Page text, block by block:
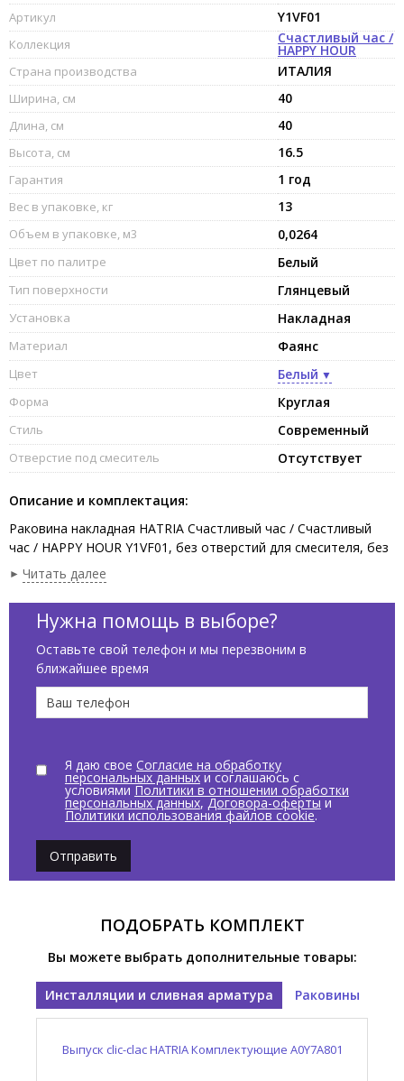
Артикул Y1VF01
Коллекция Счастливый час /
HAPPY HOUR
Страна производства ИТАЛИЯ
Ширина, см 40
Длина, см 40
Высота, см 16.5
Гарантия 1 год
Вес в упаковке, кг 13
Объем в упаковке, м3 0,0264
Цвет по палитре Белый
Тип поверхности Глянцевый
Установка Накладная
Материал Фаянс
Цвет Белый
Форма Круглая
Стиль Современный
Отверстие под смеситель Отсутствует
Описание и комплектация:
Раковина накладная HATRIA Счастливый час / Счастливый
час / HAPPY HOUR Y1VF01, без отверстий для смесителя, без
перелива, диаметр 40 см, цвет белый глянцевый.
Читать далее
Нужна помощь в выборе?
Оставьте свой телефон и мы перезвоним в
ближайшее время
Я даю свое Согласие на обработку
персональных данныхи соглашаюсь с
условиями Политики в отношении обработки
персональных данных, Договора-оферты и
Политики использования файлов cookie.
Отправить
ПОДОБРАТЬ КОМПЛЕКТ
Вы можете выбрать дополнительные товары:
Инсталляции и сливная арматура Раковины
Выпуск clic-clac HATRIA Комплектующие A0Y7A801
Раковина накладная HATRIA Счастливый час /